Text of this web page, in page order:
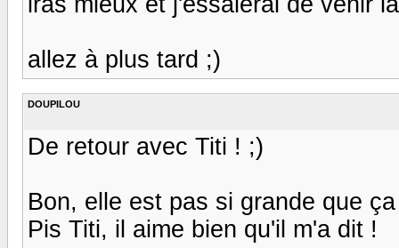
allez à plus tard ;)
DOUPILOU
De retour avec Titi ! ;)
Bon, elle est pas si grande que
Pis Titi, il aime bien qu'il m'a dit !